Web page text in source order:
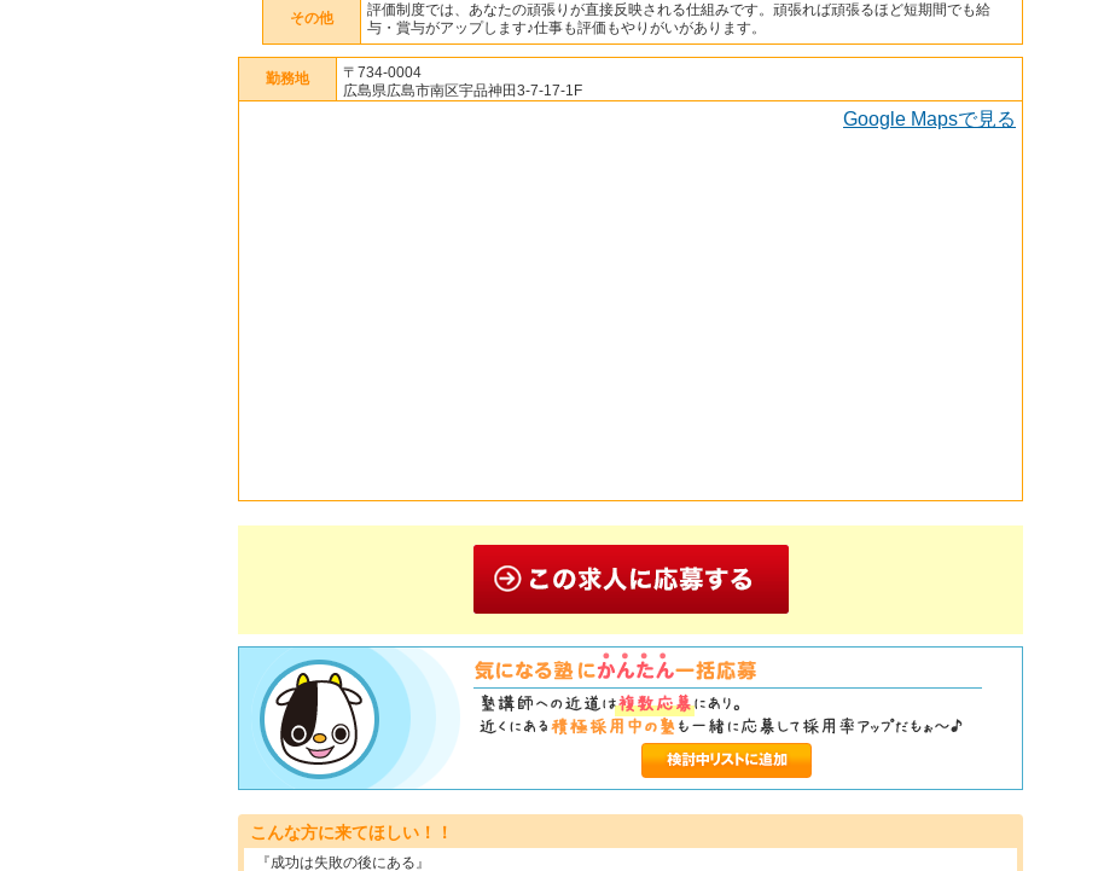
その他
評価制度では、あなたの頑張りが直接反映される仕組みです。頑張れば頑張るほど短期間でも給
与・賞与がアップします♪仕事も評価もやりがいがあります。
勤務地
〒734-0004
広島県広島市南区宇品神田3-7-17-1F
Google Mapsで見る
こんな方に来てほしい！！
『成功は失敗の後にある』